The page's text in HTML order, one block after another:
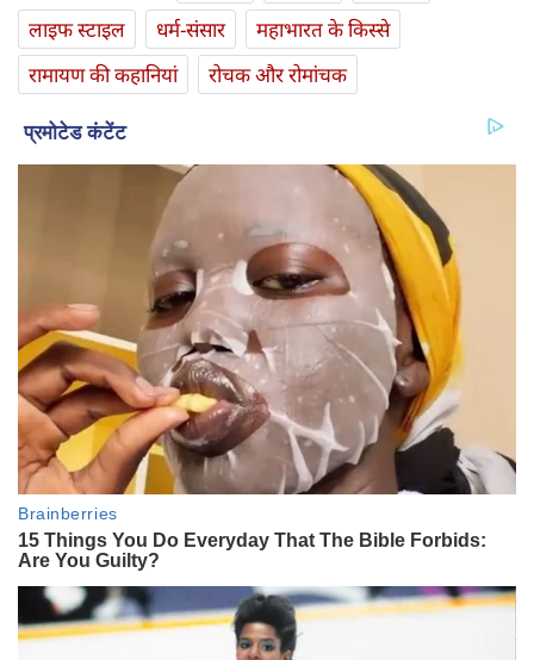
लाइफ स्‍टाइल
धर्म-संसार
महाभारत के किस्से
रामायण की कहानियां
रोचक और रोमांचक